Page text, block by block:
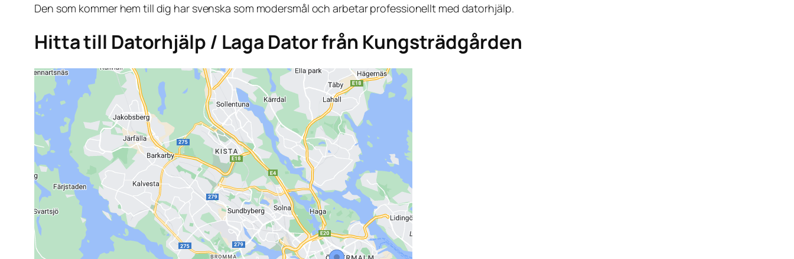
Den som kommer hem till dig har svenska som modersmål och arbetar professionellt med datorhjälp.
Hitta till Datorhjälp / Laga Dator från Kungsträdgården